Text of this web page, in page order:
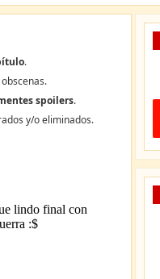
.
spoilers.
y/o eliminados.